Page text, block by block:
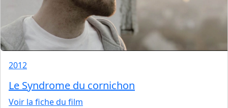
2012
Le Syndrome du cornichon
Voir la fiche du film